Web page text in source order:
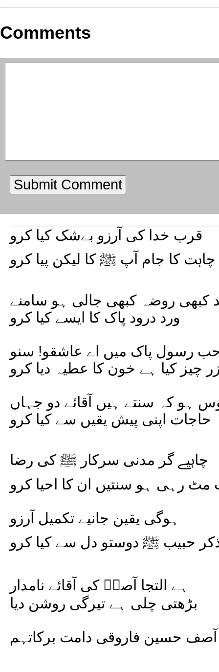
Comments
قرب خدا کی آرزو بےشک کیا کرو
چاہت کا جام آپ ﷺ کا لیکن پیا کرو
کبھی روضہ کبھی جالی ہو سامنے
ورد درود پاک کا ایسے کیا کرو
رسول پاک میں اے عاشقو! سنو
چیز کیا ہے خون کا عطیہ دیا کرو
ہو کہ سنتے ہیں آقائے دو جہاں
حاجات اپنی پیش یقیں سے کیا کرو
چاہیے گر مدنی سرکار ﷺ کی رضا
رہی ہو سنتیں ان کا احیا کرو
ہوگی یقین جانیے تکمیل آرزو
حبیب ﷺ دوستو دل سے کیا کرو
ہے التجا آصفؔ کی آقائے نامدار
بڑھتی چلی ہے تیرگی روشن دیا
حسین فاروقی دامت برکاتہم